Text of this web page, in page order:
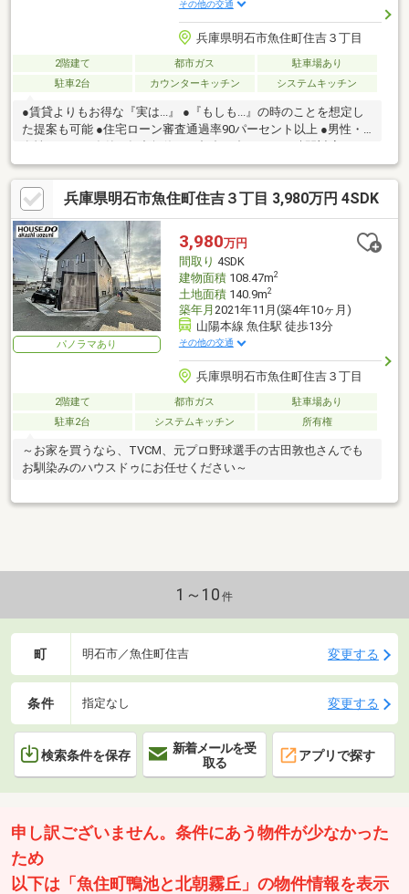
その他の交通
兵庫県明石市魚住町住吉３丁目
2階建て 都市ガス
駐車場あり
駐車2台
カウンターキッチン システムキッチン
●賃貸よりもお得な『実は...』 ●『もしも...』の時のことを想定し
た提案も可能 ●住宅ローン審査通過率90パーセント以上 ●男性・
兵庫県明石市魚住町住吉３丁目 3,980万円 4SDK
パノラマあり
3,980万円
間取り 4SDK
建物面積108.47m2
土地面積140.9m2
築年月 2021年11月(築4年10ヶ月)
山陽本線 魚住駅 徒歩13分
その他の交通
兵庫県明石市魚住町住吉３丁目
2階建て 都市ガス
駐車場あり
駐車2台
システムキッチン 所有権
～お家を買うなら、TVCM、元プロ野球選手の古田敦也さんでも
お馴染みのハウスドゥにお任せください～
1～10 件
町 明石市／魚住町住吉 変更する
条件 指定なし 変更する
検索条件を保存
新着メールを受
取る
アプリで探す
申し訳ございません。条件にあう物件が少なかった
ため
以下は「魚住町鴨池と北朝霧丘」の物件情報を表示